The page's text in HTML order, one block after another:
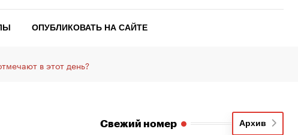
ОПУБЛИКОВАТЬ НА САЙТЕ
в этот день?
Свежий номер Архив